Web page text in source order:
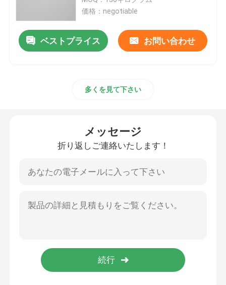
イソアルカン
価格：negotiable
ベストプライス お問い合わせ
多くを見て下さい
メッセージ
折り返しご連絡いたします！